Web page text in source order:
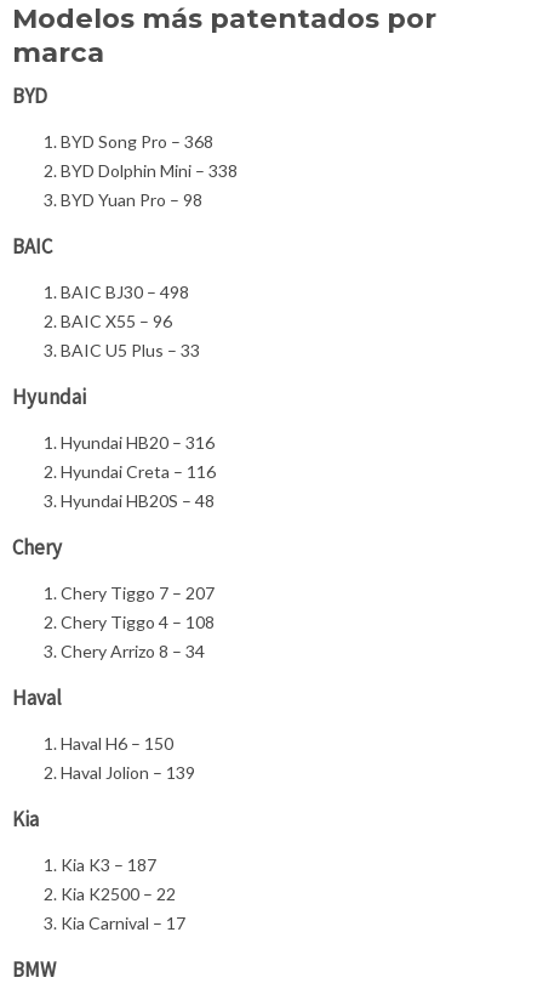
Modelos más patentados por
marca
BYD
BYD Song Pro – 368
BYD Dolphin Mini – 338
BYD Yuan Pro – 98
BAIC
BAIC BJ30 – 498
BAIC X55 – 96
BAIC U5 Plus – 33
Hyundai
Hyundai HB20 – 316
Hyundai Creta – 116
Hyundai HB20S – 48
Chery
Chery Tiggo 7 – 207
Chery Tiggo 4 – 108
Chery Arrizo 8 – 34
Haval
Haval H6 – 150
Haval Jolion – 139
Kia
Kia K3 – 187
Kia K2500 – 22
Kia Carnival – 17
BMW